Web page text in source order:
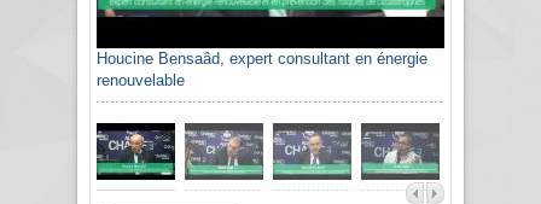
Houcine Bensaâd, expert consultant en énergie
renouvelable